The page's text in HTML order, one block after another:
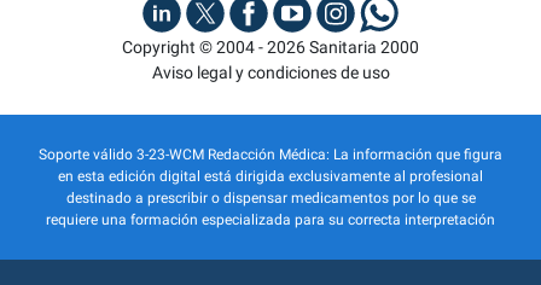
Copyright © 2004 - 2026 Sanitaria 2000
Aviso legal y condiciones de uso
Soporte válido 3-23-WCM Redacción Médica: La información que figura
en esta edición digital está dirigida exclusivamente al profesional
destinado a prescribir o dispensar medicamentos por lo que se
requiere una formación especializada para su correcta interpretación